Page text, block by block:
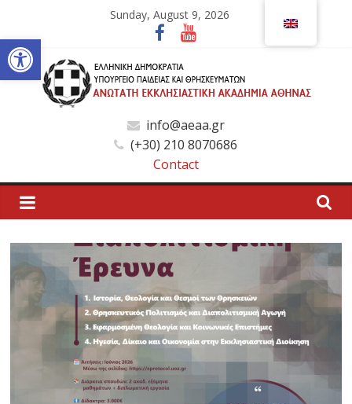
Open toolbar
content
Sunday, August 9, 2026
Ανώτατη
Εκκλησιαστική
Ακαδημία
Αθηνών
Ανώτατη
Εκκλησιαστική
Ακαδημία
info@aeaa.gr
(+30) 210 8070686
Contact